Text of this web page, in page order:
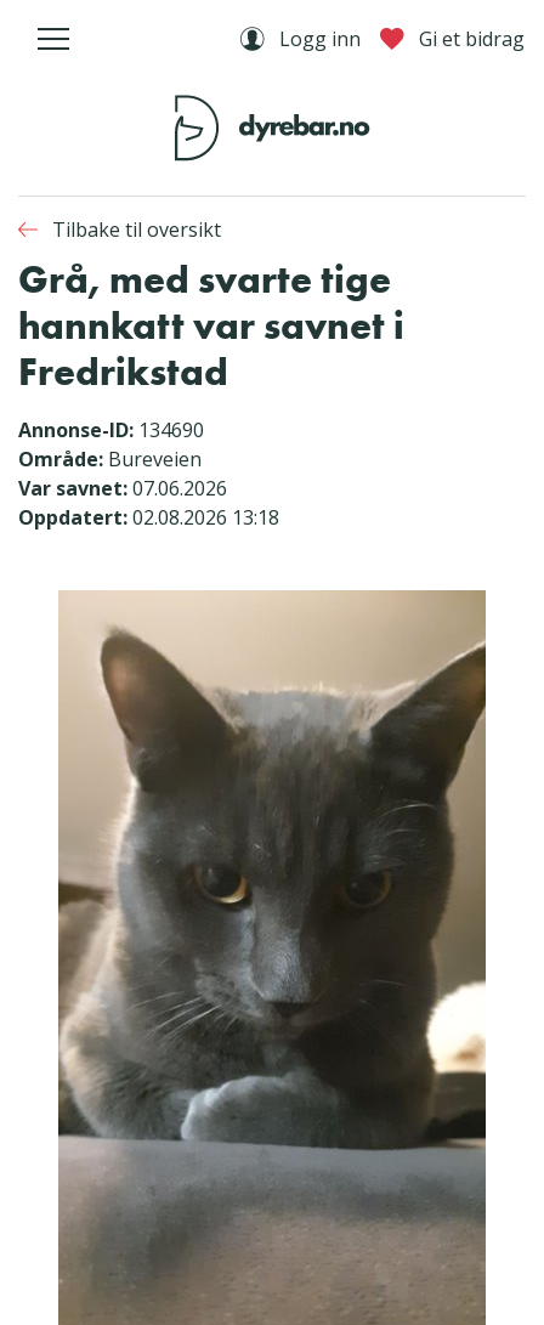
Logg inn Gi et bidrag
Tilbake til oversikt
Grå, med svarte tige
hannkatt var savnet i
Fredrikstad
Annonse-ID: 134690
Område: Bureveien
Var savnet:07.06.2026
Oppdatert:02.08.2026 13:18